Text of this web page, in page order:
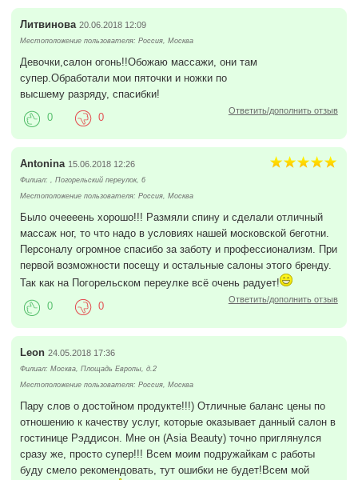
Литвинова 20.06.2018 12:09
Местоположение пользователя: Россия, Москва
Девочки,салон огонь!!Обожаю массажи, они там
супер.Обработали мои пяточки и ножки по
высшему разряду, спасибки!
Ответить/дополнить отзыв
0 0
Antonina 15.06.2018 12:26
Филиал: , Погорельский переулок, 6
Местоположение пользователя: Россия, Москва
Было очеееень хорошо!!! Размяли спину и сделали отличный
массаж ног, то что надо в условиях нашей московской беготни.
Персоналу огромное спасибо за заботу и профессионализм. При
первой возможности посещу и остальные салоны этого бренду.
Так как на Погорельском переулке всё очень радует!
Ответить/дополнить отзыв
0 0
Leon 24.05.2018 17:36
Филиал: Москва, Площадь Европы, д.2
Местоположение пользователя: Россия, Москва
Пару слов о достойном продукте!!!) Отличные баланс цены по
отношению к качеству услуг, которые оказывает данный салон в
гостинице Рэддисон. Мне он (Asia Beauty) точно приглянулся
сразу же, просто супер!!! Всем моим подружайкам с работы
буду смело рекомендовать, тут ошибки не будет!Всем мой